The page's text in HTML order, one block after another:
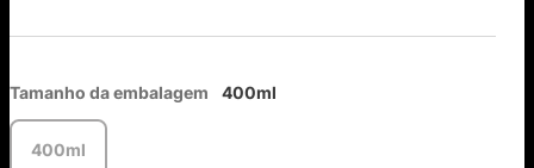
Tamanho da embalagem 400ml
400ml